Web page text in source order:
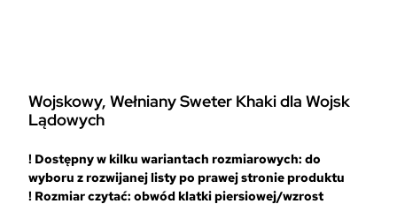
ł
a
9
9
,
:
5
,
9
Wojskowy, Wełniany Sweter Khaki dla Wojsk
Lądowych
! Dostępny w kilku wariantach rozmiarowych: do
wyboru z rozwijanej listy po prawej stronie produktu
! Rozmiar czytać: obwód klatki piersiowej/wzrost